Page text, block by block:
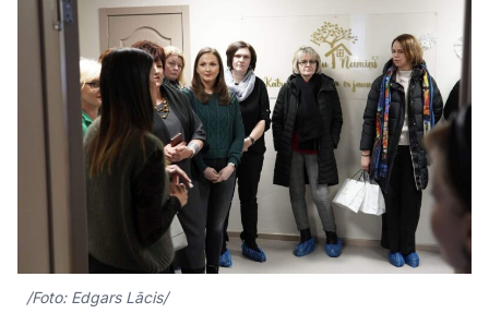
Bizness
Video
Vieta
/Foto: Edgars Lācis/